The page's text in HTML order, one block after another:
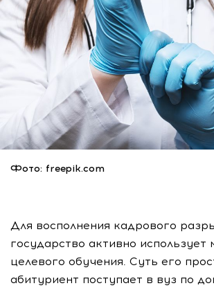
Фото: freepik.com
Для восполнения кадрового
государство активно использует
целевого обучения. Суть его
абитуриент поступает в вуз по